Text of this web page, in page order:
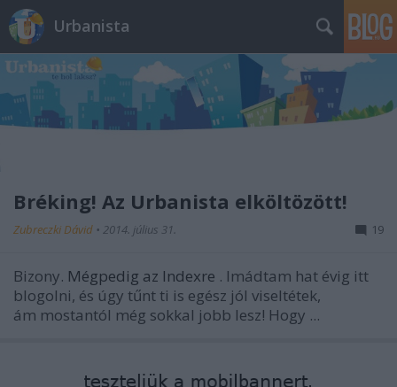
Urbanista
Bréking! Az Urbanista elköltözött!
Zubreczki Dávid • 2014. július 31. 19
Bizony. Mégpedig az Indexre . Imádtam hat évig itt
blogolni, és úgy tűnt ti is egész jól viseltétek,
ám mostantól még sokkal jobb lesz! Hogy ...